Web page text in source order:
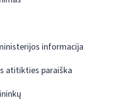
informacija
atitikties paraiška